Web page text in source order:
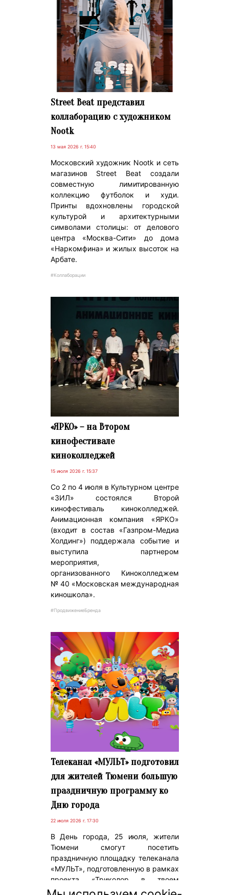
Street Beat представил
коллаборацию с художником
Nootk
13 мая 2026 г. 15:40
Московский художник Nootk и сеть
магазинов Street Beat создали
совместную лимитированную
коллекцию футболок и худи.
Принты вдохновлены городской
культурой и архитектурными
символами столицы: от делового
центра «Москва-Сити» до дома
«Наркомфина» и жилых высоток на
Арбате.
#Коллаборации
«ЯРКО» – на Втором
кинофестивале
киноколледжей
15 июля 2026 г. 15:37
Со 2 по 4 июля в Культурном центре
«ЗИЛ» состоялся Второй
кинофестиваль киноколледжей.
Анимационная компания «ЯРКО»
(входит в состав «Газпром-Медиа
Холдинг») поддержала событие и
выступила партнером
мероприятия,
организованного Киноколледжем
№ 40 «Московская международная
киношкола».
#ПродвижениеБренда
Телеканал «МУЛЬТ» подготовил
для жителей Тюмени большую
праздничную программу ко
Дню города
22 июля 2026 г. 17:30
В День города, 25 июля, жители
Тюмени смогут посетить
праздничную площадку телеканала
«МУЛЬТ», подготовленную в рамках
проекта «Триколор в твоем
городе». Гостей ждет тематический